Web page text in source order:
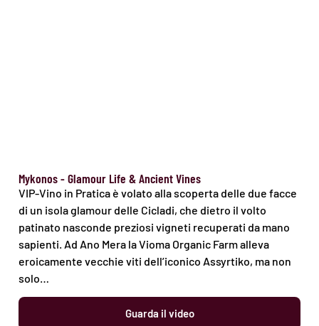
Mykonos - Glamour Life & Ancient Vines
VIP-Vino in Pratica è volato alla scoperta delle due facce
di un isola glamour delle Cicladi, che dietro il volto
patinato nasconde preziosi vigneti recuperati da mano
sapienti. Ad Ano Mera la Vioma Organic Farm alleva
eroicamente vecchie viti dell’iconico Assyrtiko, ma non
solo…
Guarda il video